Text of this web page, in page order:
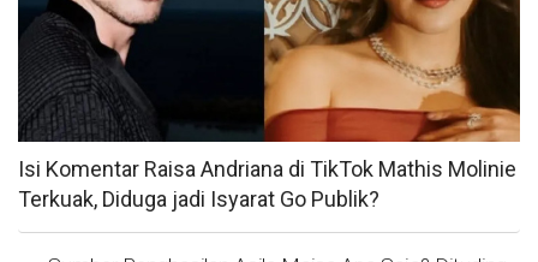
Isi Komentar Raisa Andriana di TikTok Mathis Molinie
Terkuak, Diduga jadi Isyarat Go Publik?